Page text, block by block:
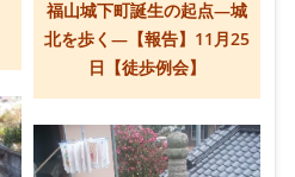
福山城下町誕生の起点―城
北を歩く―【報告】11月25
日【徒歩例会】